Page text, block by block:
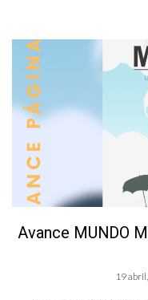
Avance MUNDO
19